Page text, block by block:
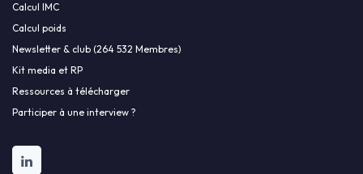
Calcul IMC
Calcul poids
Newsletter & club (264 532 Membres)
Kit media et RP
Ressources à télécharger
Participer à une interview ?